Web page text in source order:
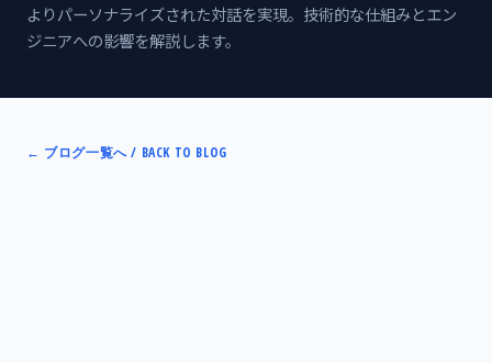
よりパーソナライズされた対話を実現。技術的な仕組みとエン
ジニアへの影響を解説します。
← ブログ一覧へ / BACK TO BLOG